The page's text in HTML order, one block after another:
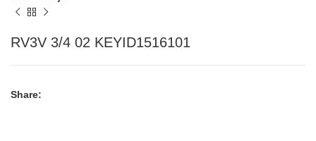
RV3V 3/4 02 KEYID1516101
Share: